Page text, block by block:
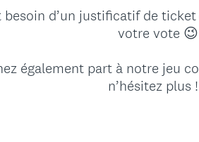
d’un justificatif de
votre vote 😉
également part à notre jeu
n’hésitez plus